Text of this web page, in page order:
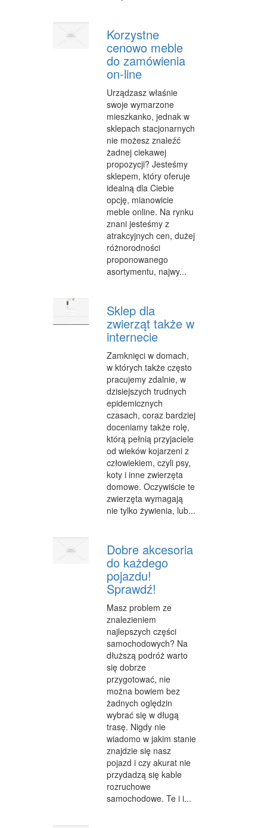
INFORMATYCZNE
RESTAURACJE, CATERING
FOTOGRAFIA
ADWOKACI, PORADY PRAWNE
SPRZĄTANIE, PORZĄDKOWANIE
SERWIS
OPIEKA
INNE USŁUGI
NOCLEGI
HOTELE I NOCLEGI
PODRÓŻE
ODNOWA BIOLOGICZNA
DIETETYKA, ODCHUDZANIE
KOSMETYKI
LECZENIE
SALONY KOSMETYCZNE
SPRZĘT MEDYCZNY
STRONY WWW
OPROGRAMOWANIE
KONTAKT
Korzystne
cenowo meble
do zamówienia
on-line
Urządzasz właśnie
swoje wymarzone
mieszkanko, jednak w
sklepach stacjonarnych
nie możesz znaleźć
żadnej ciekawej
propozycji? Jesteśmy
sklepem, który oferuje
idealną dla Ciebie
opcję, mianowicie
meble online. Na rynku
znani jesteśmy z
atrakcyjnych cen, dużej
różnorodności
proponowanego
asortymentu, najwy...
Sklep dla
zwierząt także w
internecie
Zamknięci w domach,
w których także często
pracujemy zdalnie, w
dzisiejszych trudnych
epidemicznych
czasach, coraz bardziej
doceniamy także rolę,
którą pełnią przyjaciele
od wieków kojarzeni z
człowiekiem, czyli psy,
koty i inne zwierzęta
domowe. Oczywiście te
zwierzęta wymagają
nie tylko żywienia, lub...
Dobre akcesoria
do każdego
pojazdu!
Sprawdź!
Masz problem ze
znalezieniem
najlepszych części
samochodowych? Na
dłuższą podróż warto
się dobrze
przygotować, nie
można bowiem bez
żadnych oględzin
wybrać się w długą
trasę. Nigdy nie
wiadomo w jakim stanie
znajdzie się nasz
pojazd i czy akurat nie
przydadzą się kable
rozruchowe
samochodowe. Te i i...